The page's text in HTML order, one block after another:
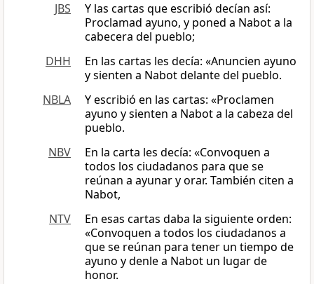
JBS
Y las cartas que escribió decían así:
Proclamad ayuno, y poned a Nabot a la
cabecera del pueblo;
DHH
En las cartas les decía: «Anuncien ayuno
y sienten a Nabot delante del pueblo.
NBLA
Y escribió en las cartas: «Proclamen
ayuno y sienten a Nabot a la cabeza del
pueblo.
NBV
En la carta les decía: «Convoquen a
todos los ciudadanos para que se
reúnan a ayunar y orar. También citen a
Nabot,
NTV
En esas cartas daba la siguiente orden:
«Convoquen a todos los ciudadanos a
que se reúnan para tener un tiempo de
ayuno y denle a Nabot un lugar de
honor.